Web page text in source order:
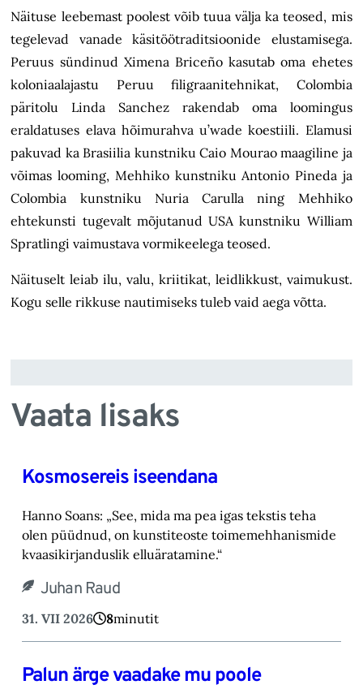
Näituse leebemast poolest võib tuua välja ka teosed, mis
tegelevad vanade käsitöötraditsioonide elustamisega.
Peruus sündinud Ximena Briceño kasutab oma ehetes
koloniaalajastu Peruu filigraanitehnikat, Colombia
päritolu Linda Sanchez rakendab oma loomingus
eraldatuses elava hõimurahva u’wade koestiili. Elamusi
pakuvad ka Brasiilia kunstniku Caio Mourao maagiline ja
võimas looming, Mehhiko kunstniku Antonio Pineda ja
Colombia kunstniku Nuria Carulla ning Mehhiko
ehtekunsti tugevalt mõjutanud USA kunstniku William
Spratlingi vaimustava vormikeelega teosed.
Näituselt leiab ilu, valu, kriitikat, leidlikkust, vaimukust.
Kogu selle rikkuse nautimiseks tuleb vaid aega võtta.
Vaata lisaks
Kosmosereis iseendana
Hanno Soans: „See, mida ma pea igas tekstis teha
olen püüdnud, on kunstiteoste toimemehhanismide
kvaasikirjanduslik elluäratamine.“
Juhan Raud
31. VII 2026 8minutit
Palun ärge vaadake mu poole